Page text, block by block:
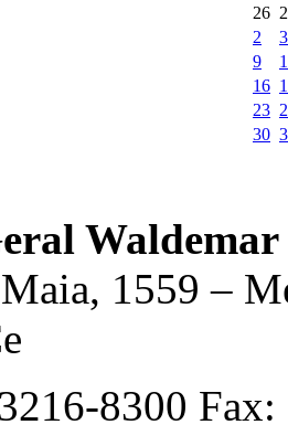
26
2
3
9
16
23
30
1559 –
8300